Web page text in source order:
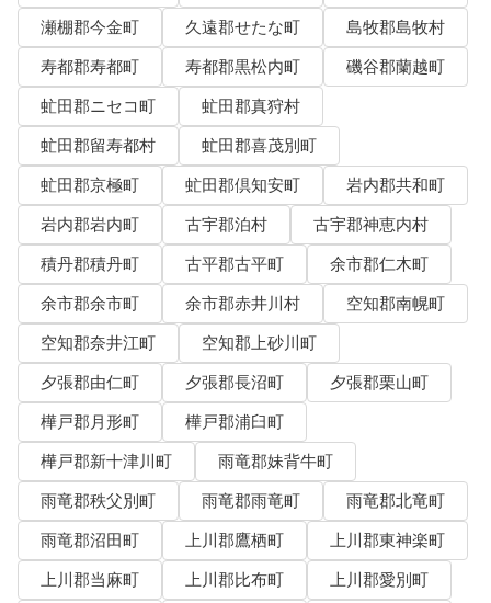
瀬棚郡今金町
久遠郡せたな町
島牧郡島牧村
寿都郡寿都町
寿都郡黒松内町
磯谷郡蘭越町
虻田郡ニセコ町
虻田郡真狩村
虻田郡留寿都村
虻田郡喜茂別町
虻田郡京極町
虻田郡倶知安町
岩内郡共和町
岩内郡岩内町
古宇郡泊村
古宇郡神恵内村
積丹郡積丹町
古平郡古平町
余市郡仁木町
余市郡余市町
余市郡赤井川村
空知郡南幌町
空知郡奈井江町
空知郡上砂川町
夕張郡由仁町
夕張郡長沼町
夕張郡栗山町
樺戸郡月形町
樺戸郡浦臼町
樺戸郡新十津川町
雨竜郡妹背牛町
雨竜郡秩父別町
雨竜郡雨竜町
雨竜郡北竜町
雨竜郡沼田町
上川郡鷹栖町
上川郡東神楽町
上川郡当麻町
上川郡比布町
上川郡愛別町